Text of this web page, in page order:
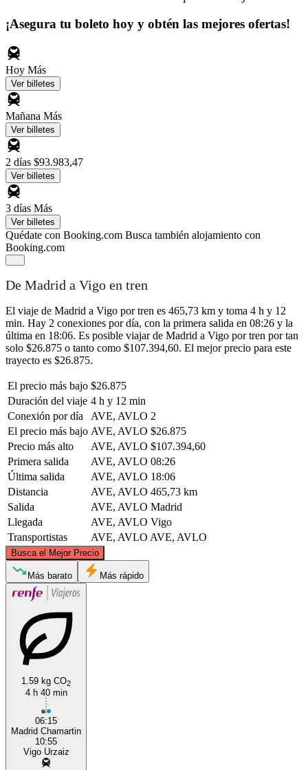
¡Asegura tu boleto hoy y obtén las mejores ofertas!
Hoy Más
Ver billetes
Mañana Más
Ver billetes
2 días $93.983,47
Ver billetes
3 días Más
Ver billetes
Quédate con Booking.com Busca también alojamiento con
Booking.com
De Madrid a Vigo en tren
El viaje de Madrid a Vigo por tren es 465,73 km y toma 4 h y 12
min. Hay 2 conexiones por día, con la primera salida en 08:26 y la
última en 18:06. Es posible viajar de Madrid a Vigo por tren por tan
solo $26.875 o tanto como $107.394,60. El mejor precio para este
trayecto es $26.875.
El precio más bajo $26.875
Duración del viaje 4 h y 12 min
Conexión por día
AVE, AVLO 2
El precio más bajo AVE, AVLO $26.875
Precio más alto
AVE, AVLO $107.394,60
Primera salida
AVE, AVLO 08:26
Última salida
AVE, AVLO 18:06
Distancia
AVE, AVLO 465,73 km
Salida
AVE, AVLO Madrid
Llegada
AVE, AVLO Vigo
Transportistas
AVE, AVLO AVE, AVLO
Busca el Mejor Precio
Vigo
© CARTO, ©OpenStreetMap
Más barato Más rápido
1.59 kg CO2
4 h 40 min
06:15
Madrid Chamartin
10:55
Vigo Urzaiz